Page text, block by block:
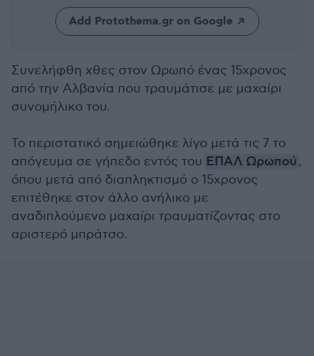
Add Protothema.gr on Google
Συνελήφθη χθες στον Ωρωπό ένας 15χρονος
από την Αλβανία που τραυμάτισε με μαχαίρι
συνομήλικο του.
Το περιστατικό σημειώθηκε λίγο μετά τις 7 το
απόγευμα σε γήπεδο εντός του ΕΠΑΛ Ωρωπού ,
όπου μετά από διαπληκτισμό ο 15χρονος
επιτέθηκε στον άλλο ανήλικο με
αναδιπλούμενο μαχαίρι τραυματίζοντας στο
αριστερό μπράτσο.